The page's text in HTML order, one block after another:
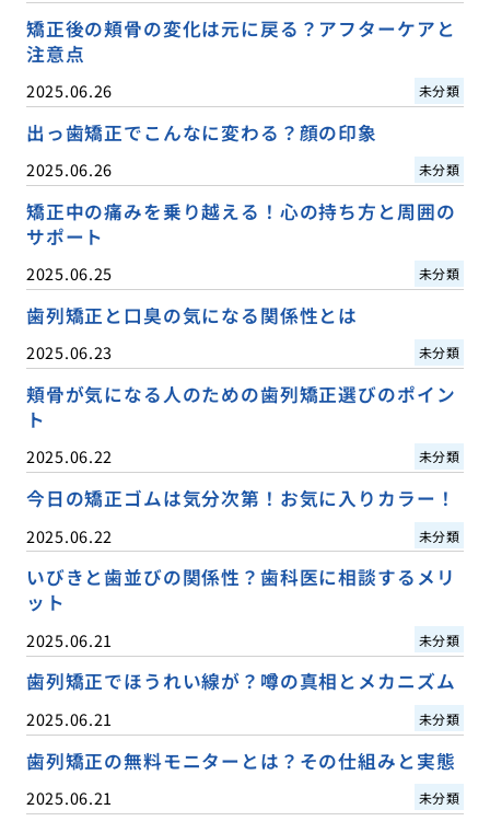
矯正後の頬骨の変化は元に戻る？アフターケアと
注意点
2025.06.26 未分類
出っ歯矯正でこんなに変わる？顔の印象
2025.06.26 未分類
矯正中の痛みを乗り越える！心の持ち方と周囲の
サポート
2025.06.25 未分類
歯列矯正と口臭の気になる関係性とは
2025.06.23 未分類
頬骨が気になる人のための歯列矯正選びのポイン
ト
2025.06.22 未分類
今日の矯正ゴムは気分次第！お気に入りカラー！
2025.06.22 未分類
いびきと歯並びの関係性？歯科医に相談するメリ
ット
2025.06.21 未分類
歯列矯正でほうれい線が？噂の真相とメカニズム
2025.06.21 未分類
歯列矯正の無料モニターとは？その仕組みと実態
2025.06.21 未分類